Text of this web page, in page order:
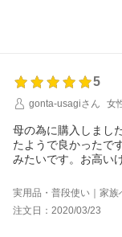
5
gonta-usagiさん
女
母の為に購入しまし
たようで良かったで
みたいです。お高い
実用品・普段使い｜家族
注文日：2020/03/23